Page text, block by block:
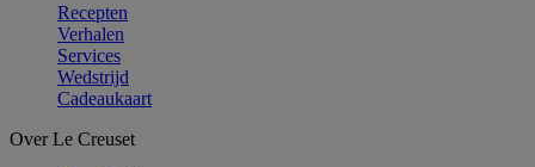
Recepten
Verhalen
Services
Wedstrijd
Cadeaukaart
Over Le Creuset